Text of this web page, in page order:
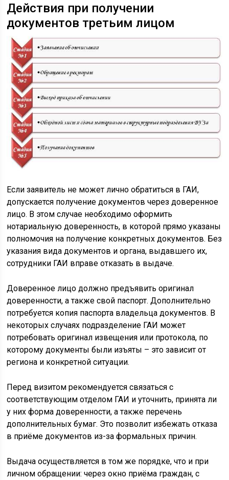
Действия при получении
документов третьим лицом
Если заявитель не может лично обратиться в ГАИ,
допускается получение документов через доверенное
лицо. В этом случае необходимо оформить
нотариальную доверенность, в которой прямо указаны
полномочия на получение конкретных документов. Без
указания вида документов и органа, выдавшего их,
сотрудники ГАИ вправе отказать в выдаче.
Доверенное лицо должно предъявить оригинал
доверенности, а также свой паспорт. Дополнительно
потребуется копия паспорта владельца документов. В
некоторых случаях подразделение ГАИ может
потребовать оригинал извещения или протокола, по
которому документы были изъяты – это зависит от
региона и конкретной ситуации.
Перед визитом рекомендуется связаться с
соответствующим отделом ГАИ и уточнить, принята ли
у них форма доверенности, а также перечень
дополнительных бумаг. Это позволит избежать отказа
в приёме документов из-за формальных причин.
Выдача осуществляется в том же порядке, что и при
личном обращении: через окно приёма граждан, с